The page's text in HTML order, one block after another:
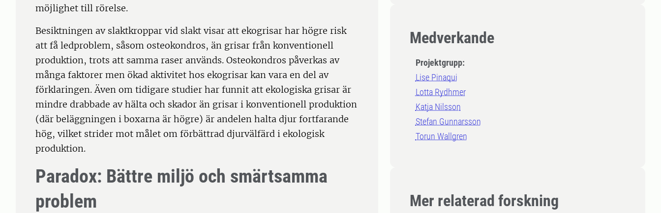
Medverkande
Projektgrupp:
Lise Pinaqui
Lotta Rydhmer
Katja Nilsson
Stefan Gunnarsson
Torun Wallgren
Mer relaterad forskning
möjlighet till rörelse.
Besiktningen av slaktkroppar vid slakt visar att ekogrisar har högre risk
att få ledproblem, såsom osteokondros, än grisar från konventionell
produktion, trots att samma raser används. Osteokondros påverkas av
många faktorer men ökad aktivitet hos ekogrisar kan vara en del av
förklaringen. Även om tidigare studier har funnit att ekologiska grisar är
mindre drabbade av hälta och skador än grisar i konventionell produktion
(där beläggningen i boxarna är högre) är andelen halta djur fortfarande
hög, vilket strider mot målet om förbättrad djurvälfärd i ekologisk
produktion.
Paradox: Bättre miljö och smärtsamma
problem